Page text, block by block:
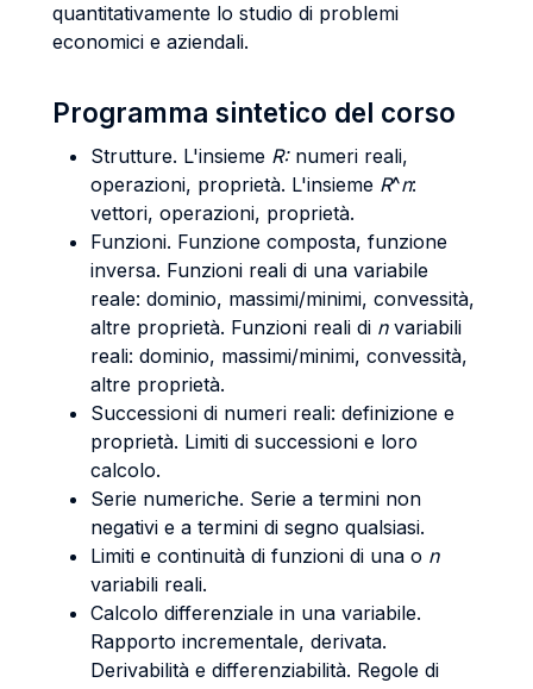
quantitativamente lo studio di problemi
economici e aziendali.
Programma sintetico del corso
Strutture. L'insieme R: numeri reali,
operazioni, proprietà. L'insieme R^n:
vettori, operazioni, proprietà.
Funzioni. Funzione composta, funzione
inversa. Funzioni reali di una variabile
reale: dominio, massimi/minimi, convessità,
altre proprietà. Funzioni reali di nvariabili
reali: dominio, massimi/minimi, convessità,
altre proprietà.
Successioni di numeri reali: definizione e
proprietà. Limiti di successioni e loro
calcolo.
Serie numeriche. Serie a termini non
negativi e a termini di segno qualsiasi.
Limiti e continuità di funzioni di una o n
variabili reali.
Calcolo differenziale in una variabile.
Rapporto incrementale, derivata.
Derivabilità e differenziabilità. Regole di